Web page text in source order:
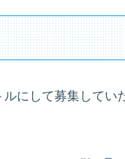
にして募集してい